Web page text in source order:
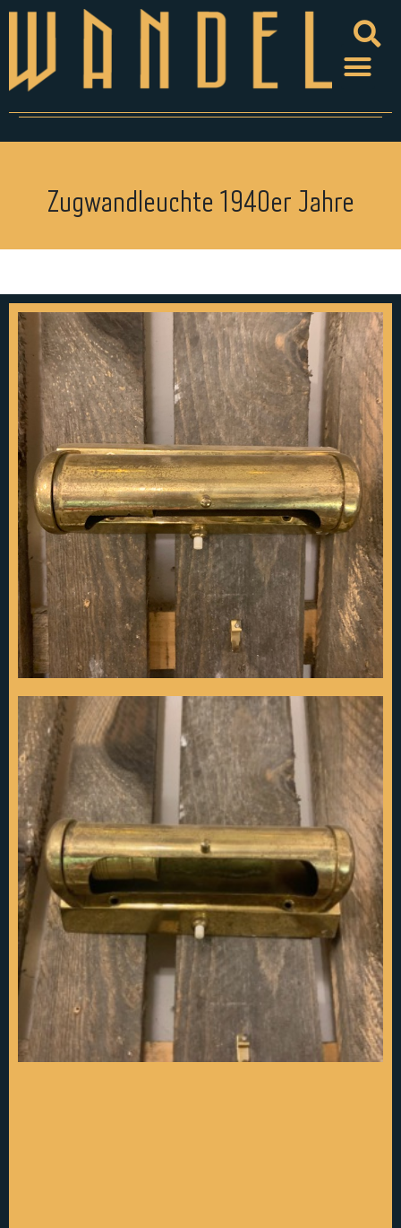
Zugwandleuchte 1940er Jahre